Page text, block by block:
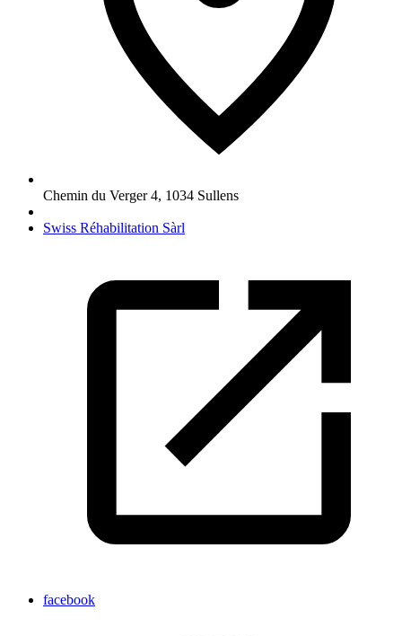
Chemin du Verger 4, 1034 Sullens
Swiss Réhabilitation Sàrl
facebook